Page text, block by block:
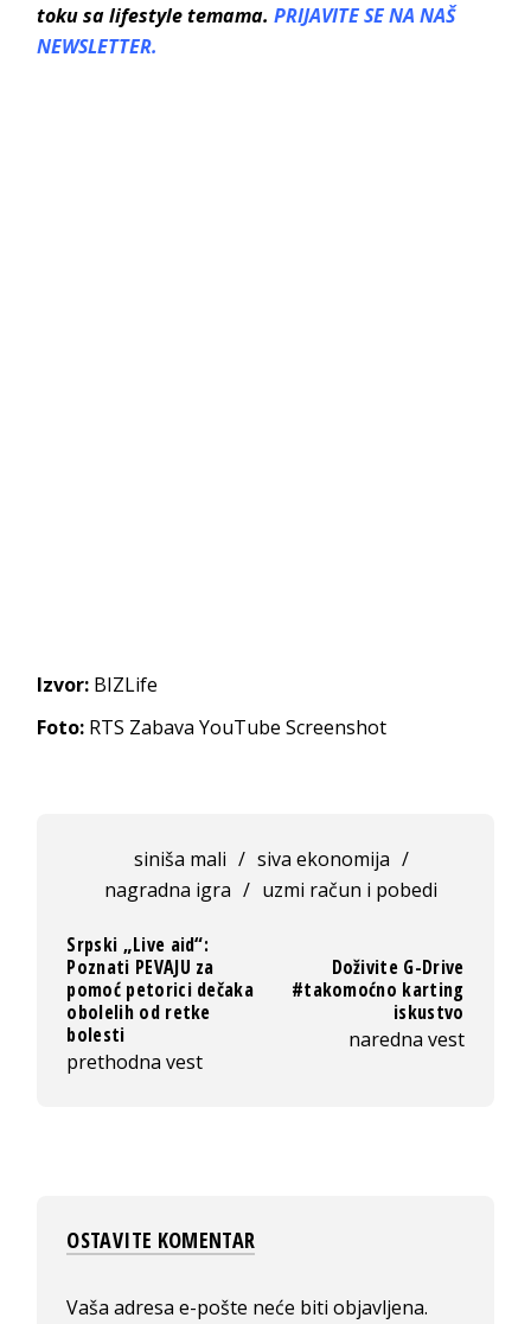
toku sa lifestyle temama.PRIJAVITE SE NA NAŠ
NEWSLETTER.
Izvor: BIZLife
Foto: RTS Zabava YouTube Screenshot
siniša mali / siva ekonomija /
nagradna igra / uzmi račun i pobedi
Srpski „Live aid“:
Poznati PEVAJU za
pomoć petorici dečaka
obolelih od retke
bolesti
prethodna vest
Doživite G-Drive
#takomoćno karting
iskustvo
naredna vest
OSTAVITE KOMENTAR
Vaša adresa e-pošte neće biti objavljena.